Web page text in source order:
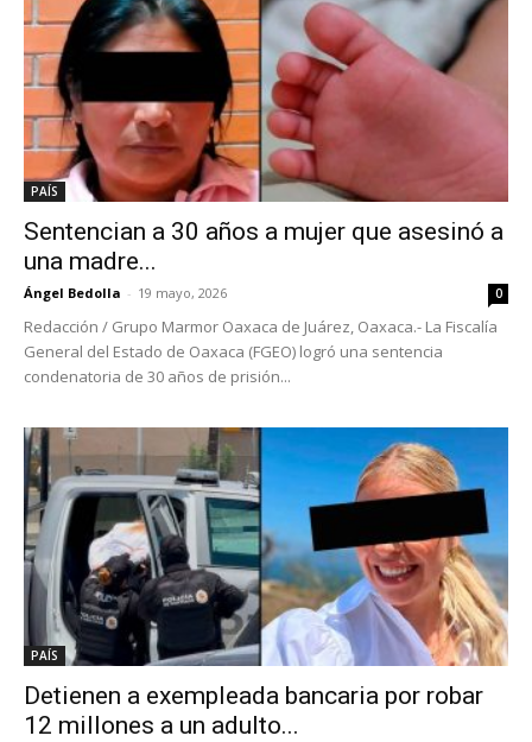
PAÍS
Sentencian a 30 años a mujer que asesinó a
una madre...
Ángel Bedolla - 19 mayo, 2026 0
Redacción / Grupo Marmor Oaxaca de Juárez, Oaxaca.- La Fiscalía
General del Estado de Oaxaca (FGEO) logró una sentencia
condenatoria de 30 años de prisión...
PAÍS
Detienen a exempleada bancaria por robar
12 millones a un adulto...